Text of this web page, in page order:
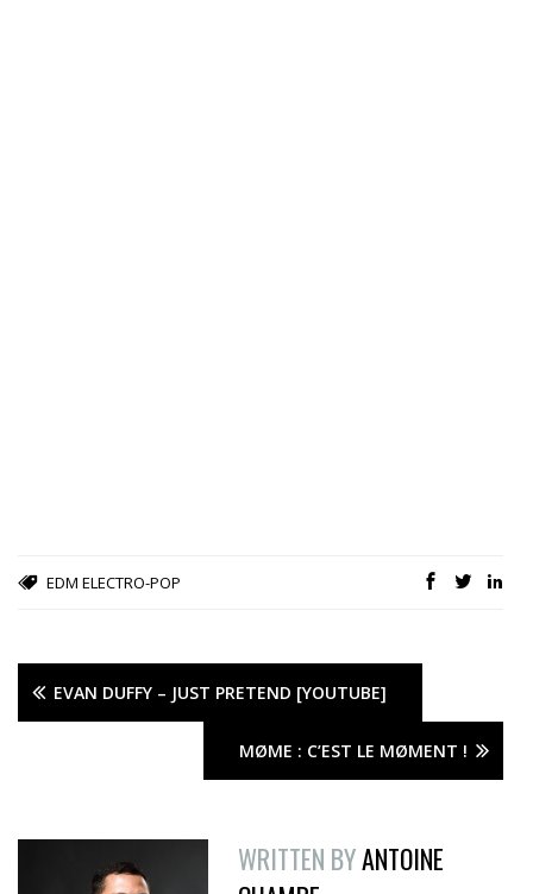
EDM ELECTRO-POP
EVAN DUFFY – JUST PRETEND [YOUTUBE]
MØME : C’EST LE MØMENT !
WRITTEN BYANTOINE